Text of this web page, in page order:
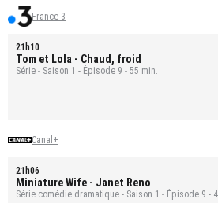
France 3
21h10
Tom et Lola - Chaud, froid
Série - Saison 1 - Épisode 9 - 55 min.
Canal+
21h06
Miniature Wife - Janet Reno
Série comédie dramatique - Saison 1 - Épisode 9 -